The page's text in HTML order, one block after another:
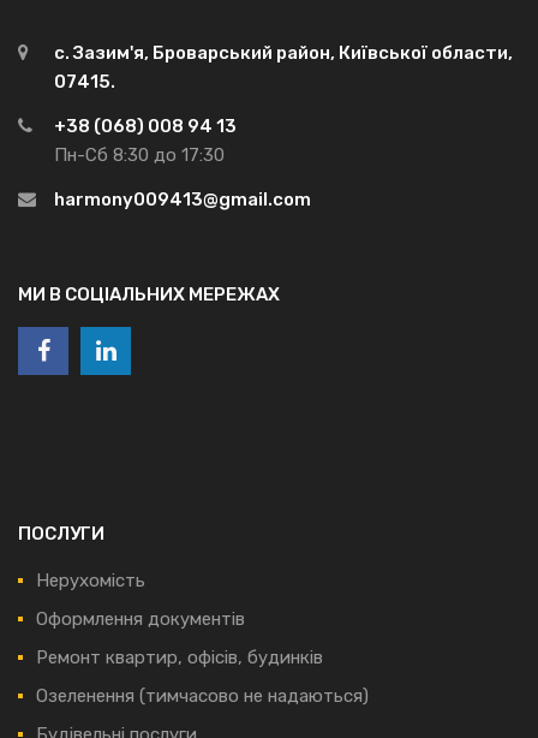
с. Зазим'я, Броварський район, Київської области,
07415.
+38 (068) 008 94 13
Пн-Сб 8:30 до 17:30
harmony009413@gmail.com
МИ В СОЦІАЛЬНИХ МЕРЕЖАХ
ПОСЛУГИ
Нерухомість
Оформлення документів
Ремонт квартир, офісів, будинків
Озеленення (тимчасово не надаються)